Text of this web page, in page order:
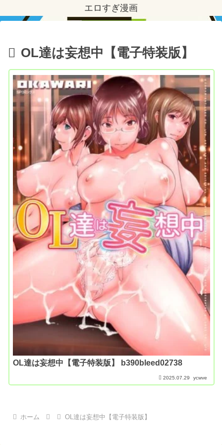
エロすぎ漫画
OL達は妄想中【電子特装版】
OL達は妄想中【電子特装版】 b390bleed02738
2025.07.29 ycwve
ホーム OL達は妄想中【電子特装版】